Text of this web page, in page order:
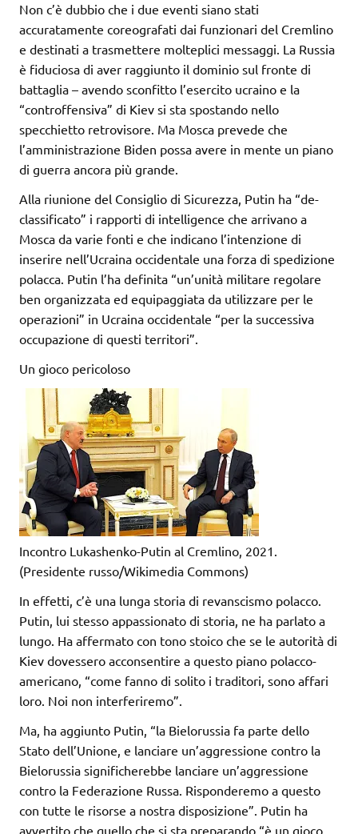
Non c’è dubbio che i due eventi siano stati
accuratamente coreografati dai funzionari del Cremlino
e destinati a trasmettere molteplici messaggi. La Russia
è fiduciosa di aver raggiunto il dominio sul fronte di
battaglia – avendo sconfitto l’esercito ucraino e la
“controffensiva” di Kiev si sta spostando nello
specchietto retrovisore. Ma Mosca prevede che
l’amministrazione Biden possa avere in mente un piano
di guerra ancora più grande.
Alla riunione del Consiglio di Sicurezza, Putin ha “de-
classificato” i rapporti di intelligence che arrivano a
Mosca da varie fonti e che indicano l’intenzione di
inserire nell’Ucraina occidentale una forza di spedizione
polacca. Putin l’ha definita “un’unità militare regolare
ben organizzata ed equipaggiata da utilizzare per le
operazioni” in Ucraina occidentale “per la successiva
occupazione di questi territori”.
Un gioco pericoloso
Incontro Lukashenko-Putin al Cremlino, 2021.
(Presidente russo/Wikimedia Commons)
In effetti, c’è una lunga storia di revanscismo polacco.
Putin, lui stesso appassionato di storia, ne ha parlato a
lungo. Ha affermato con tono stoico che se le autorità di
Kiev dovessero acconsentire a questo piano polacco-
americano, “come fanno di solito i traditori, sono affari
loro. Noi non interferiremo”.
Ma, ha aggiunto Putin, “la Bielorussia fa parte dello
Stato dell’Unione, e lanciare un’aggressione contro la
Bielorussia significherebbe lanciare un’aggressione
contro la Federazione Russa. Risponderemo a questo
con tutte le risorse a nostra disposizione”. Putin ha
avvertito che quello che si sta preparando “è un gioco